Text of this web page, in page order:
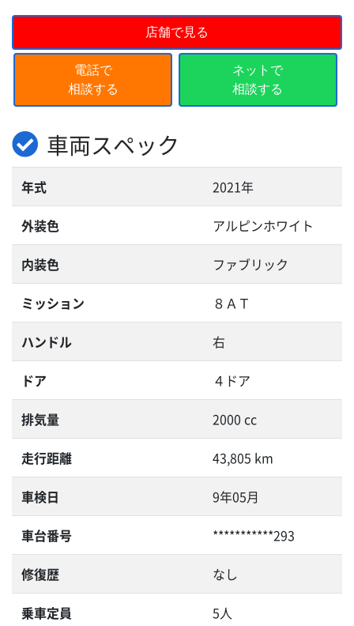
店舗で見る
電話で
相談する
ネットで
相談する
車両スペック
年式 2021年
外装色 アルピンホワイト
内装色 ファブリック
ミッション ８ＡＴ
ハンドル 右
ドア ４ドア
排気量 2000 cc
走行距離 43,805 km
車検日 9年05月
車台番号 ***********293
修復歴 なし
乗車定員 5人